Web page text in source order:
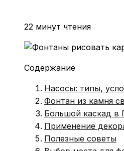
22 минут чтения
Содержание
Насосы: типы,
Фонтан из камня
Большой каскад в
Применение
Полезные советы